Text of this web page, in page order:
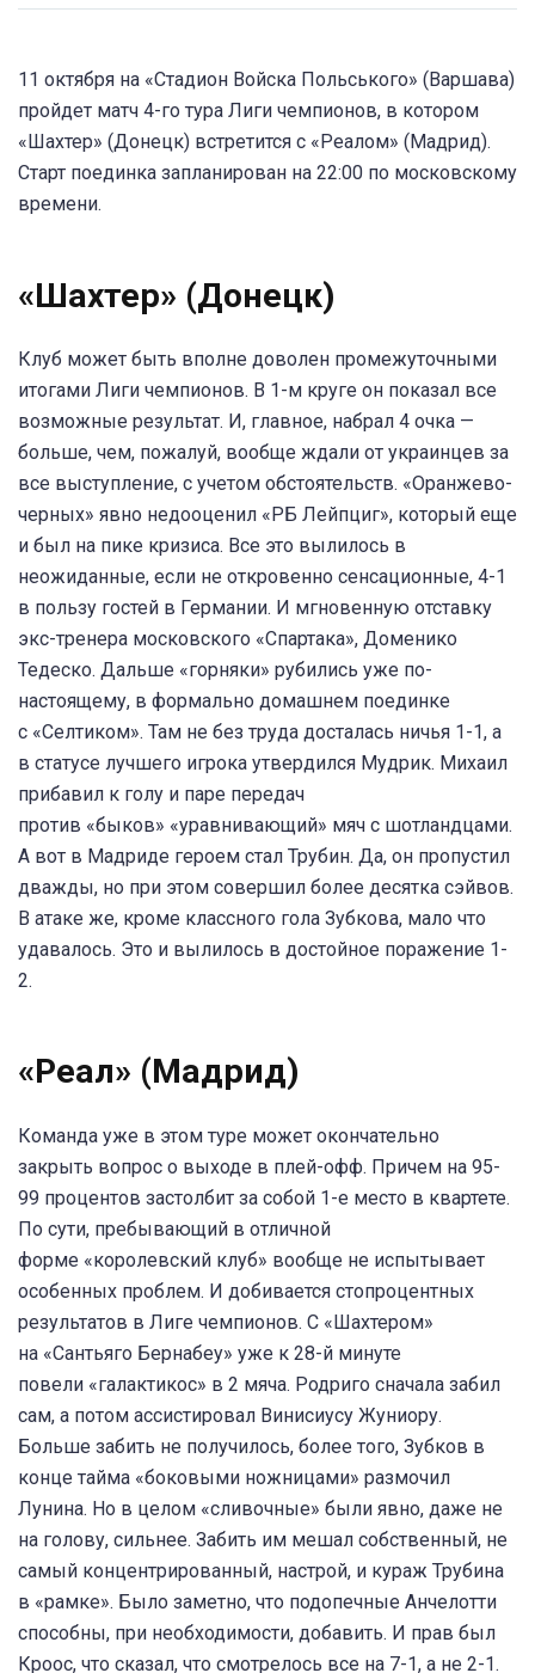
11 октября на «Стадион Войска Польського» (Варшава)
пройдет матч 4-го тура Лиги чемпионов, в котором
«Шахтер» (Донецк) встретится с «Реалом» (Мадрид).
Старт поединка запланирован на 22:00 по московскому
времени.
«Шахтер» (Донецк)
Клуб может быть вполне доволен промежуточными
итогами Лиги чемпионов. В 1-м круге он показал все
возможные результат. И, главное, набрал 4 очка —
больше, чем, пожалуй, вообще ждали от украинцев за
все выступление, с учетом обстоятельств. «Оранжево-
черных» явно недооценил «РБ Лейпциг», который еще
и был на пике кризиса. Все это вылилось в
неожиданные, если не откровенно сенсационные, 4-1
в пользу гостей в Германии. И мгновенную отставку
экс-тренера московского «Спартака», Доменико
Тедеско. Дальше «горняки» рубились уже по-
настоящему, в формально домашнем поединке
с «Селтиком». Там не без труда досталась ничья 1-1, а
в статусе лучшего игрока утвердился Мудрик. Михаил
прибавил к голу и паре передач
против «быков» «уравнивающий» мяч с шотландцами.
А вот в Мадриде героем стал Трубин. Да, он пропустил
дважды, но при этом совершил более десятка сэйвов.
В атаке же, кроме классного гола Зубкова, мало что
удавалось. Это и вылилось в достойное поражение 1-
2.
«Реал» (Мадрид)
Команда уже в этом туре может окончательно
закрыть вопрос о выходе в плей-офф. Причем на 95-
99 процентов застолбит за собой 1-е место в квартете.
По сути, пребывающий в отличной
форме «королевский клуб» вообще не испытывает
особенных проблем. И добивается стопроцентных
результатов в Лиге чемпионов. С «Шахтером»
на «Сантьяго Бернабеу» уже к 28-й минуте
повели «галактикос» в 2 мяча. Родриго сначала забил
сам, а потом ассистировал Винисиусу Жуниору.
Больше забить не получилось, более того, Зубков в
конце тайма «боковыми ножницами» размочил
Лунина. Но в целом «сливочные» были явно, даже не
на голову, сильнее. Забить им мешал собственный, не
самый концентрированный, настрой, и кураж Трубина
в «рамке». Было заметно, что подопечные Анчелотти
способны, при необходимости, добавить. И прав был
Кроос, что сказал, что смотрелось все на 7-1, а не 2-1.